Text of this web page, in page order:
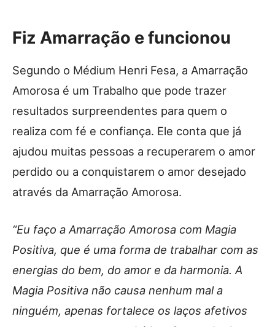
Fiz Amarração e funcionou
Segundo o Médium Henri Fesa, a Amarração
Amorosa é um Trabalho que pode trazer
resultados surpreendentes para quem o
realiza com fé e confiança. Ele conta que já
ajudou muitas pessoas a recuperarem o amor
perdido ou a conquistarem o amor desejado
através da Amarração Amorosa.
“Eu faço a Amarração Amorosa com Magia
Positiva, que é uma forma de trabalhar com as
energias do bem, do amor e da harmonia. A
Magia Positiva não causa nenhum mal a
ninguém, apenas fortalece os laços afetivos